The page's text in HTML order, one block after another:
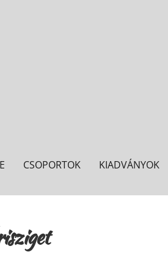
CSOPORTOK KIADVÁNYOK